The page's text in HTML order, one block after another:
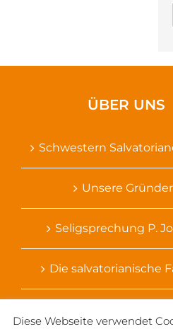
ÜBER UNS
Schwestern
Unsere Gründer
Seligsprechung P.
Die salvatorianische
Diese Webseite verwendet